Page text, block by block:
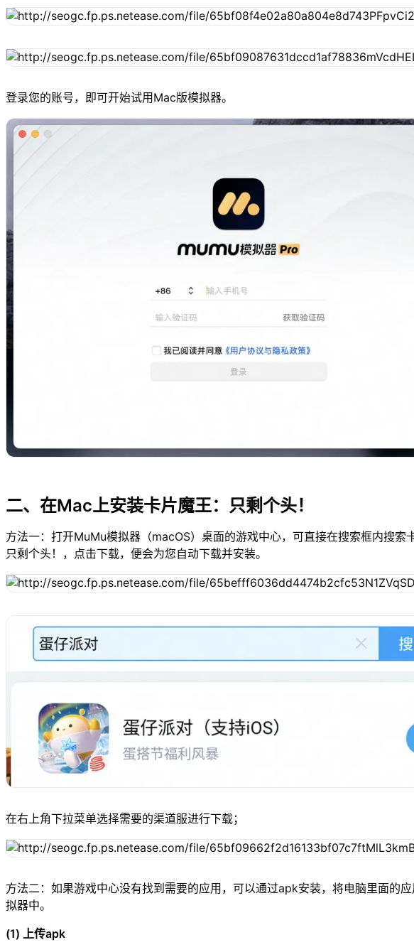
登录您的账号，即可开始试用Mac版模拟器。
二、在Mac上安装卡片魔王：只剩个头！
方法一：打开MuMu模拟器（macOS）桌面的游戏中心，可直接在搜索框内搜索
只剩个头！，点击下载，便会为您自动下载并安装。
在右上角下拉菜单选择需要的渠道服进行下载；
方法二：如果游戏中心没有找到需要的应用，可以通过apk安装，将电脑里面的
拟器中。
(1) 上传apk